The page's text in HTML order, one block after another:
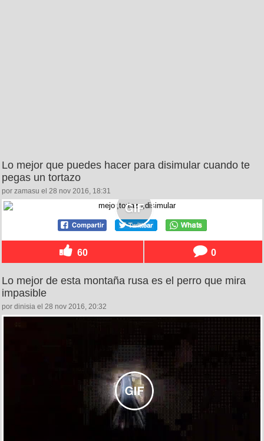
Lo mejor que puedes hacer para disimular cuando te
pegas un tortazo
por zamasu el 28 nov 2016, 18:31
60 0
Lo mejor de esta montaña rusa es el perro que mira
impasible
por dinisia el 28 nov 2016, 20:32